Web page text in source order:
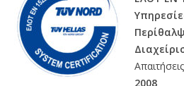
2008